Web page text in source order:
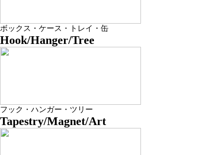
ボックス・ケース・トレイ・缶
Hook/Hanger/Tree
フック・ハンガー・ツリー
Tapestry/Magnet/Art